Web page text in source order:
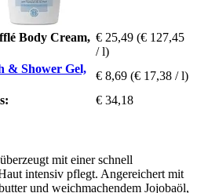
Body Cream, € 25,49 (€ 127,45
/ l)
& Shower Gel,
€ 8,69 (€ 17,38 / l)
€ 34,18
mit einer schnell
intensiv pflegt. Angereichert mit
und weichmachendem Jojobaöl,